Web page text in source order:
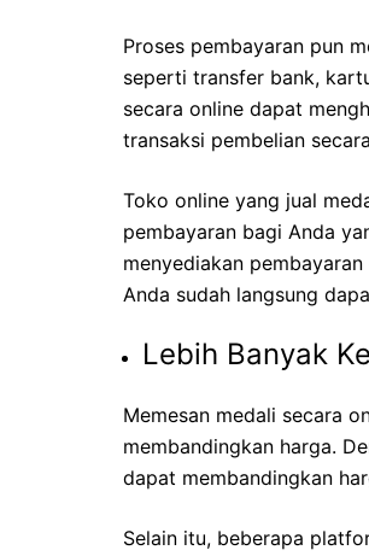
Proses pembayaran pun
seperti transfer bank,
secara online dapat
transaksi pembelian
Toko online yang jual
pembayaran bagi Anda
menyediakan
Anda sudah langsung
Lebih Banyak
Memesan medali secara
membandingkan harga.
dapat membandingkan
Selain itu, beberapa